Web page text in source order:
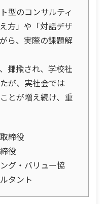
型のコンサルティ
方」や「対話デザ
ら、実際の課題解
揶揄され、学校社
が、実社会では
とが増え続け、重
締役
役
グ・バリュー協
タント